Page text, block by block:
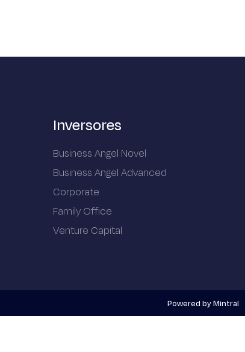
Inversores
Business Angel Novel
Business Angel Advanced
Corporate
Family Office
Venture Capital
Powered by Mintral